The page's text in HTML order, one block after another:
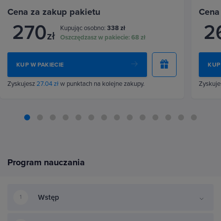
Cena za zakup pakietu
270zł
Kupując osobno: 338 zł
Oszczędzasz w pakiecie:68 zł
KUP W PAKIECIE
Zyskujesz27.04 złw punktach na kolejne zakupy.
Program nauczania
1 Wstęp